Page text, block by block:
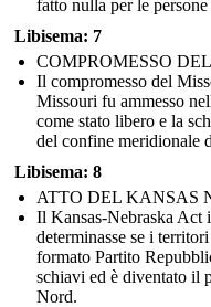
fatto nulla per le
Libisema: 7
COMPROMESSO
Il compromesso del
Missouri fu ammesso
come stato libero e la
del confine meridionale
Libisema: 8
ATTO DEL KANSAS
Il Kansas-Nebraska Act
determinasse se i
formato Partito
schiavi ed è diventato il
Nord.